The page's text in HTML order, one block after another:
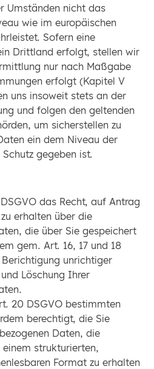
Umständen nicht das
wie im europäischen
Sofern eine
Drittland erfolgt, stellen wir
nur nach Maßgabe
erfolgt (Kapitel V
uns insoweit stets an der
und folgen den geltenden
um sicherstellen zu
ein dem Niveau der
gegeben ist.
das Recht, auf Antrag
erhalten über die
die über Sie gespeichert
gem. Art. 16, 17 und 18
unrichtiger
Löschung Ihrer
20 DSGVO bestimmten
berechtigt, die Sie
Daten, die
strukturierten,
Format zu erhalten